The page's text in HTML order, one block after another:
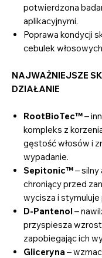
potwierdzona
aplikacyjnymi.
Poprawa kondycji
cebulek
NAJWAŻNIEJSZE
DZIAŁANIE
RootBioTec™–
kompleks z
gęstość włosów i
wypadanie.
Sepitonic™–
chroniący przed
wycisza i stymuluje
D-Pantenol –
przyspiesza wzrost
zapobiegając ich
Gliceryna –